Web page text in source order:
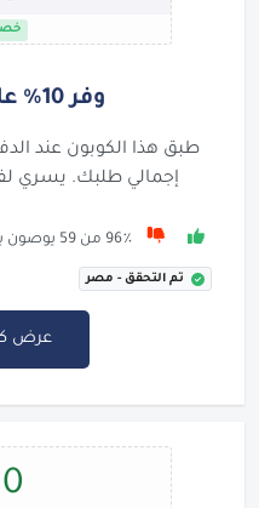
وفر 10% على كل شيء!
إجمالي طلبك. يسري
96٪ من 59 يوصون بها
تم التحقق - مصر
عرض
%